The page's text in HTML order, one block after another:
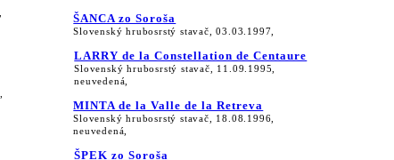
ŠANCA zo Soroša
Slovenský hrubosrstý stavač, 03.03.1997,
LARRY de la Constellation de Centaure
Slovenský hrubosrstý stavač, 11.09.1995,
neuvedená,
MINTA de la Valle de la Retreva
Slovenský hrubosrstý stavač, 18.08.1996,
neuvedená,
ŠPEK zo Soroša